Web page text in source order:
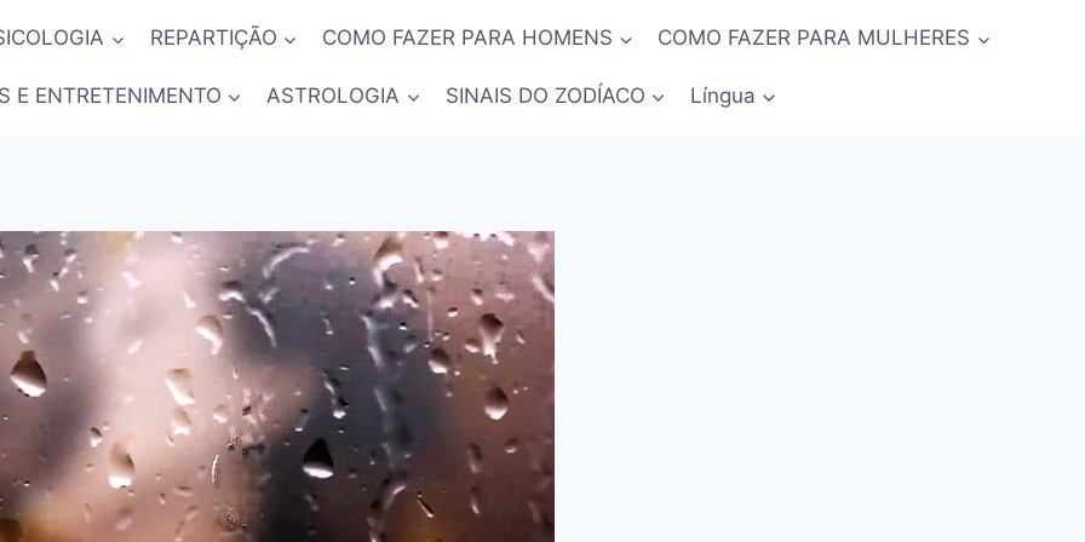
REPARTIÇÃO COMO FAZER PARA HOMENS COMO FAZER PARA MULHERES
E ENTRETENIMENTO ASTROLOGIA SINAIS DO ZODÍACO Língua